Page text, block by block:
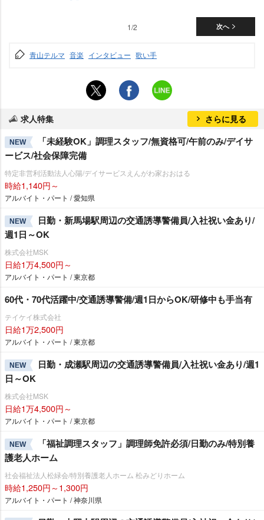
次へ
1/2
青山テルマ 音楽 インタビュー 歌い手
求人特集 さらに見る
NEW
「未経験OK」調理スタッフ/無資格可/午前のみ/デイサ
ービス/社会保障完備
特定非営利活動法人心陽/デイサービスえんがわ家おおはる
時給1,140円～
アルバイト・パート / 愛知県
NEW
日勤・新馬場駅周辺の交通誘導警備員/入社祝い金あり/
週1日～OK
株式会社MSK
日給1万4,500円～
アルバイト・パート / 東京都
60代・70代活躍中/交通誘導警備/週1日からOK/研修中も手当有
テイケイ株式会社
日給1万2,500円
アルバイト・パート / 東京都
NEW
日勤・成瀬駅周辺の交通誘導警備員/入社祝い金あり/週1
日～OK
株式会社MSK
日給1万4,500円～
アルバイト・パート / 東京都
NEW
「福祉調理スタッフ」調理師免許必須/日勤のみ/特別養
護老人ホーム
社会福祉法人松緑会/特別養護老人ホーム 松みどりホーム
時給1,250円～1,300円
アルバイト・パート / 神奈川県